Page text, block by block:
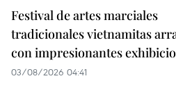
Festival de artes marciales
tradicionales vietnamitas
con impresionantes
03/08/2026 04:41